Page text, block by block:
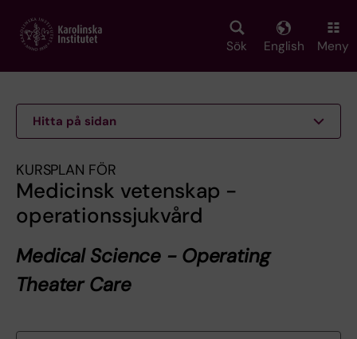
main
Sök English Meny
Hitta på sidan
KURSPLAN FÖR
Medicinsk vetenskap -
operationssjukvård
Medical Science - Operating
Theater Care